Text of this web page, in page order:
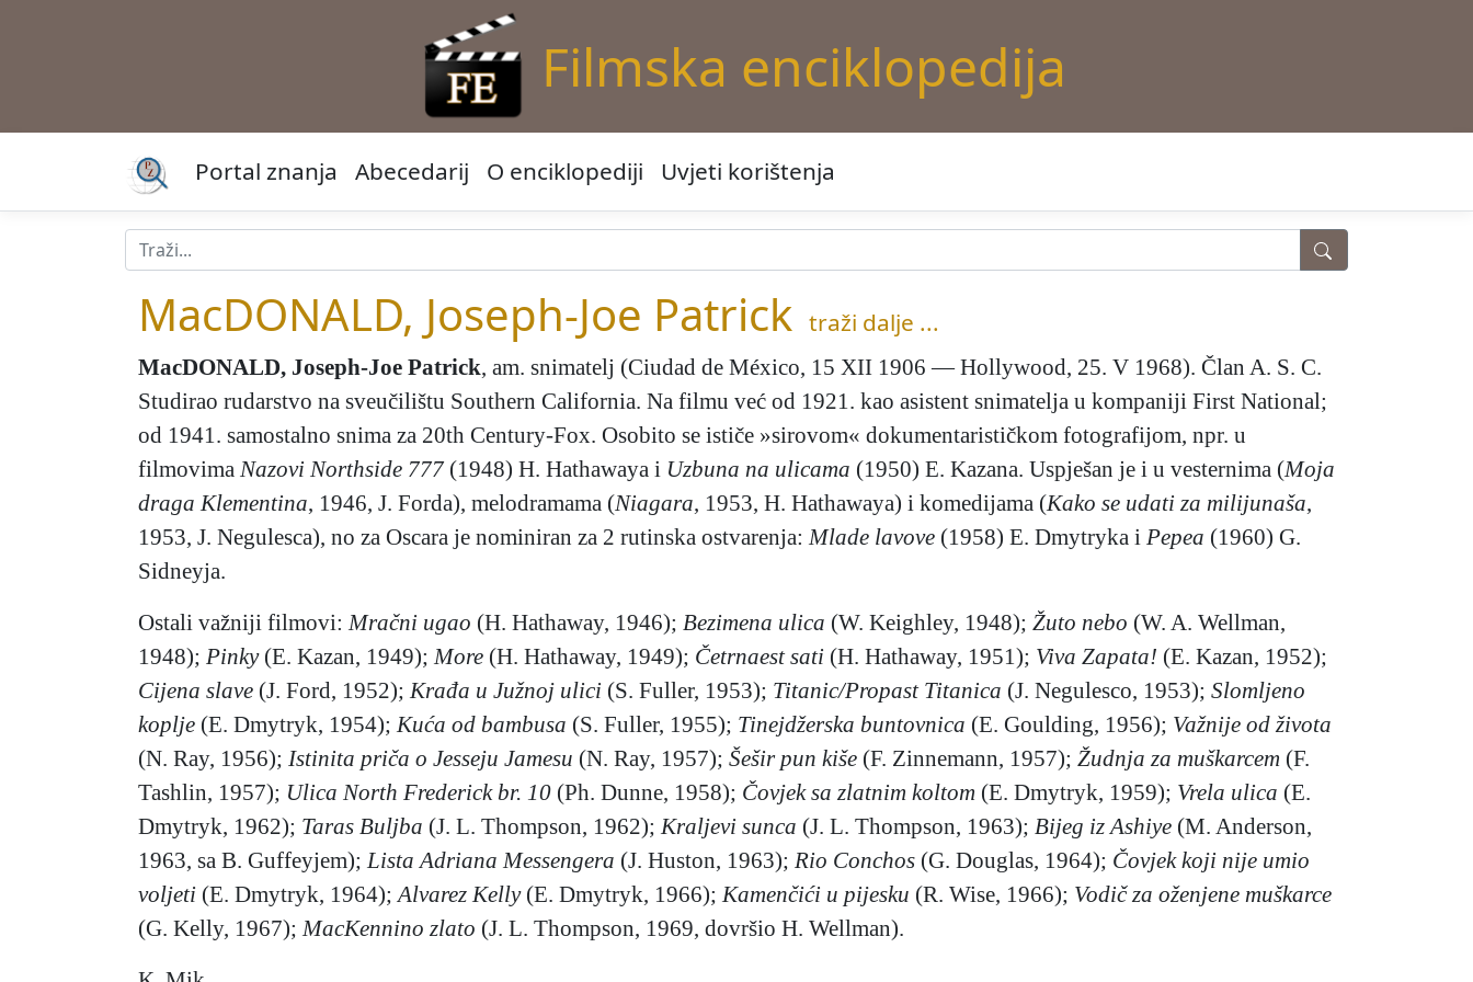
Filmska enciklopedija
Portal znanja Abecedarij O enciklopediji Uvjeti korištenja
MacDONALD, Joseph-Joe Patrick traži dalje ...
MacDONALD, Joseph-Joe Patrick, am. snimatelj (Ciudad de México, 15 XII 1906 — Hollywood, 25. V 1968). Član A. S. C.
Studirao rudarstvo na sveučilištu Southern California. Na filmu već od 1921. kao asistent snimatelja u kompaniji First National;
od 1941. samostalno snima za 20th Century-Fox. Osobito se ističe »sirovom« dokumentarističkom fotografijom, npr. u
filmovima Nazovi Northside 777(1948) H. Hathawaya i Uzbuna na ulicama (1950) E. Kazana. Uspješan je i u vesternima (Moja
draga Klementina, 1946, J. Forda), melodramama (Niagara, 1953, H. Hathawaya) i komedijama (Kako se udati za milijunaša,
1953, J. Negulesca), no za Oscara je nominiran za 2 rutinska ostvarenja: Mlade lavove (1958) E. Dmytryka i Pepea (1960) G.
Sidneyja.
Ostali važniji filmovi: Mračni ugao (H. Hathaway, 1946); Bezimena ulica (W. Keighley, 1948); Žuto nebo (W. A. Wellman,
1948); Pinky(E. Kazan, 1949); More (H. Hathaway, 1949); Četrnaest sati (H. Hathaway, 1951); Viva Zapata! (E. Kazan, 1952);
Cijena slave (J. Ford, 1952); Krađa u Južnoj ulici (S. Fuller, 1953); Titanic/Propast Titanica (J. Negulesco, 1953); Slomljeno
koplje (E. Dmytryk, 1954); Kuća od bambusa (S. Fuller, 1955); Tinejdžerska buntovnica (E. Goulding, 1956); Važnije od života
(N. Ray, 1956); Istinita priča o Jesseju Jamesu (N. Ray, 1957); Šešir pun kiše (F. Zinnemann, 1957); Žudnja za muškarcem (F.
Tashlin, 1957); Ulica North Frederick br. 10 (Ph. Dunne, 1958); Čovjek sa zlatnim koltom (E. Dmytryk, 1959); Vrela ulica (E.
Dmytryk, 1962); Taras Buljba (J. L. Thompson, 1962); Kraljevi sunca (J. L. Thompson, 1963); Bijeg iz Ashiye (M. Anderson,
1963, sa B. Guffeyjem); Lista Adriana Messengera (J. Huston, 1963); Rio Conchos (G. Douglas, 1964); Čovjek koji nije umio
voljeti (E. Dmytryk, 1964); Alvarez Kelly(E. Dmytryk, 1966); Kamenčići u pijesku (R. Wise, 1966); Vodič za oženjene muškarce
(G. Kelly, 1967); MacKennino zlato (J. L. Thompson, 1969, dovršio H. Wellman).